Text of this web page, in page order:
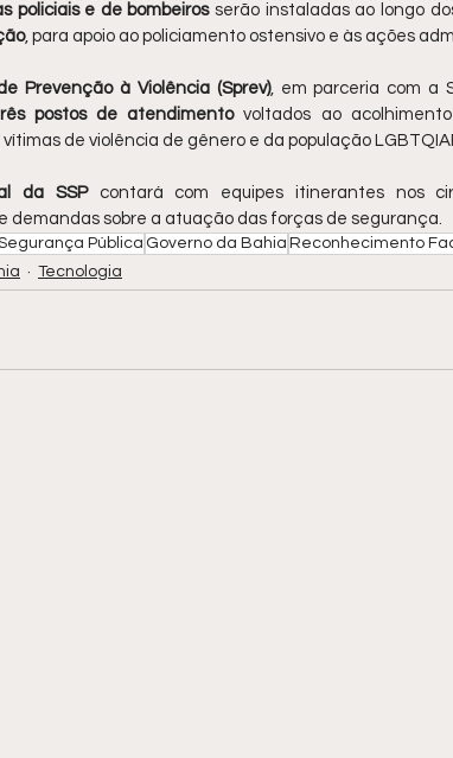
policiais e de bombeiros serão instaladas ao longo
, para apoio ao policiamento ostensivo e às ações
Prevenção à Violência (Sprev), em parceria com a
postos de atendimento voltados ao
de violência de gênero e da população
da SSP contará com equipes itinerantes nos
demandas sobre a atuação das forças de segurança.
Pública Governo da Bahia Reconhecimento
Tecnologia